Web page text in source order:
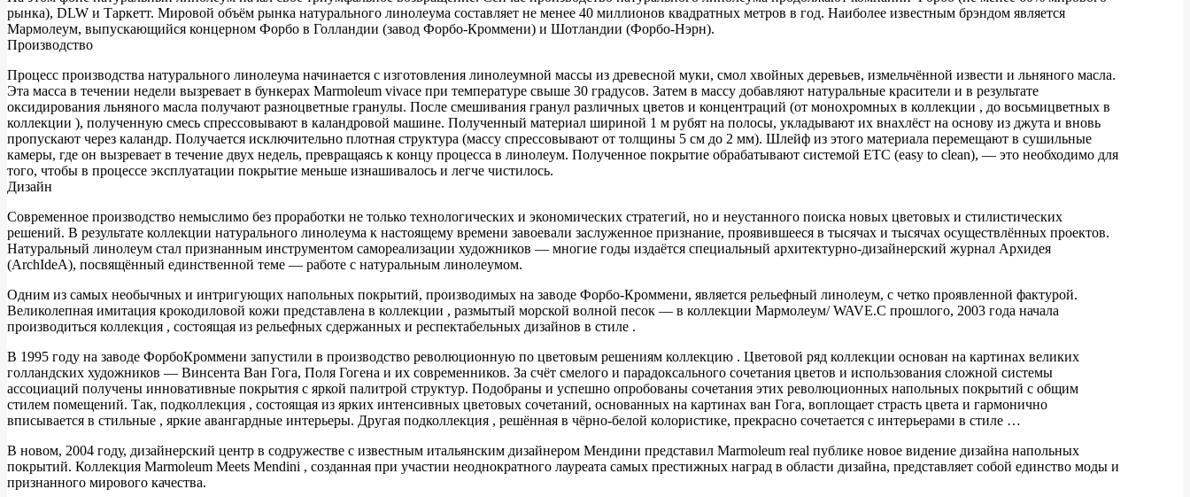
рынка), DLW и Таркетт. Мировой объём рынка натурального линолеума составляет не менее 40 миллионов квадратных метров в год. Наиболее известным брэндом является
Мармолеум, выпускающийся концерном Форбо в Голландии (завод Форбо-Кроммени) и Шотландии (Форбо-Нэрн).
Производство
Процесс производства натурального линолеума начинается с изготовления линолеумной массы из древесной муки, смол хвойных деревьев, измельчённой извести и льняного масла.
Эта масса в течении недели вызревает в бункерах Marmoleum vivace при температуре свыше 30 градусов. Затем в массу добавляют натуральные красители и в результате
оксидирования льняного масла получают разноцветные гранулы. После смешивания гранул различных цветов и концентраций (от монохромных в коллекции , до восьмицветных в
коллекции ), полученную смесь спрессовывают в каландровой машине. Полученный материал шириной 1 м рубят на полосы, укладывают их внахлёст на основу из джута и вновь
пропускают через каландр. Получается исключительно плотная структура (массу спрессовывают от толщины 5 см до 2 мм). Шлейф из этого материала перемещают в сушильные
камеры, где он вызревает в течение двух недель, превращаясь к концу процесса в линолеум. Полученное покрытие обрабатывают системой ЕТС (easy to clean), — это необходимо для
того, чтобы в процессе эксплуатации покрытие меньше изнашивалось и легче чистилось.
Дизайн
Современное производство немыслимо без проработки не только технологических и экономических стратегий, но и неустанного поиска новых цветовых и стилистических
решений. В результате коллекции натурального линолеума к настоящему времени завоевали заслуженное признание, проявившееся в тысячах и тысячах осуществлённых проектов.
Натуральный линолеум стал признанным инструментом самореализации художников — многие годы издаётся специальный архитектурно-дизайнерский журнал Архидея
(ArchIdeA), посвящённый единственной теме — работе с натуральным линолеумом.
Одним из самых необычных и интригующих напольных покрытий, производимых на заводе Форбо-Кроммени, является рельефный линолеум, с четко проявленной фактурой.
Великолепная имитация крокодиловой кожи представлена в коллекции , размытый морской волной песок — в коллекции Мармолеум/ WAVE.С прошлого, 2003 года начала
производиться коллекция , состоящая из рельефных сдержанных и респектабельных дизайнов в стиле .
В 1995 году на заводе ФорбоКроммени запустили в производство революционную по цветовым решениям коллекцию . Цветовой ряд коллекции основан на картинах великих
голландских художников — Винсента Ван Гога, Поля Гогена и их современников. За счёт смелого и парадоксального сочетания цветов и использования сложной системы
ассоциаций получены инновативные покрытия с яркой палитрой структур. Подобраны и успешно опробованы сочетания этих революционных напольных покрытий с общим
стилем помещений. Так, подколлекция , состоящая из ярких интенсивных цветовых сочетаний, основанных на картинах ван Гога, воплощает страсть цвета и гармонично
вписывается в стильные , яркие авангардные интерьеры. Другая подколлекция , решённая в чёрно-белой колористике, прекрасно сочетается с интерьерами в стиле …
В новом, 2004 году, дизайнерский центр в содружестве с известным итальянским дизайнером Мендини представил Marmoleum real публике новое видение дизайна напольных
покрытий. Коллекция Marmoleum Meets Mendini , созданная при участии неоднократного лауреата самых престижных наград в области дизайна, представляет собой единство моды и
признанного мирового качества.